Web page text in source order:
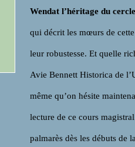
Wendat l’héritage du cercle
qui décrit les mœurs de
leur robustesse. Et quelle
Avie Bennett Historica de
même qu’on hésite
lecture de ce cours
palmarès dès les débuts de